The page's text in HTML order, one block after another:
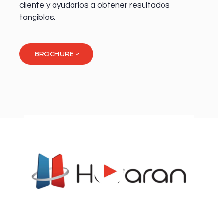
cliente y ayudarlos a obtener resultados
tangibles.
BROCHURE >